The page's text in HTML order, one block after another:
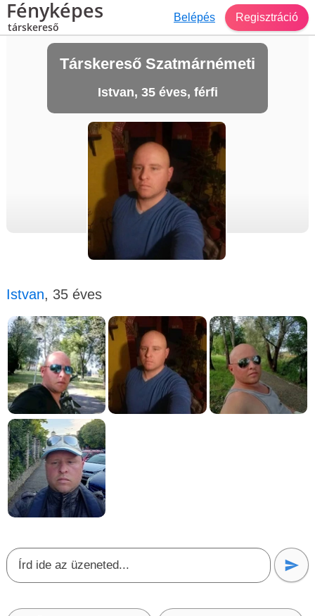
Fényképes
társkereső
Belépés Regisztráció
Társkereső Szatmárnémeti
Istvan, 35 éves, férfi
Istvan, 35 éves